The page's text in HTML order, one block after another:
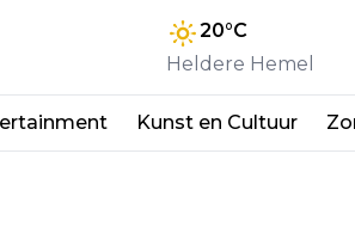
20°C
Heldere Hemel
Kunst en Cultuur